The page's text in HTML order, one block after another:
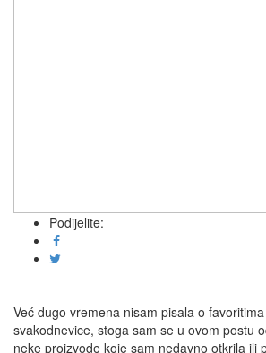
Podijelite:
Već dugo vremena nisam pisala o
svakodnevice, stoga sam se u ovom postu
neke proizvode koje sam nedavno otkrila ili